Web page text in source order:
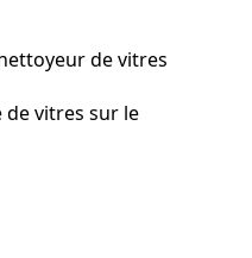
de vitres
de vitres sur le